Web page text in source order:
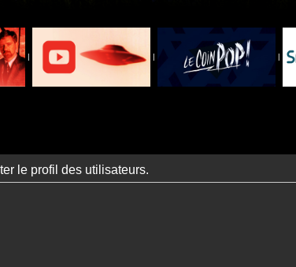
| | |
le profil des utilisateurs.